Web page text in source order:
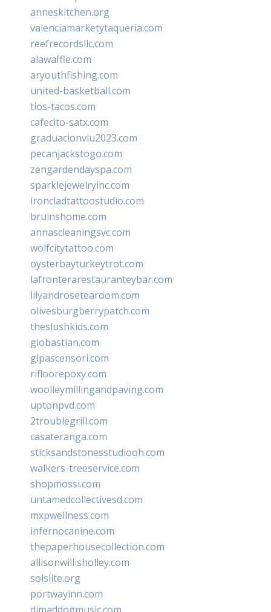
anneskitchen.org
valenciamarketytaqueria.com
reefrecordsllc.com
alawaffle.com
aryouthfishing.com
united-basketball.com
tios-tacos.com
cafecito-satx.com
graduacionviu2023.com
pecanjackstogo.com
zengardendayspa.com
sparklejewelryinc.com
ironcladtattoostudio.com
bruinshome.com
annascleaningsvc.com
wolfcitytattoo.com
oysterbayturkeytrot.com
lafronterarestauranteybar.com
lilyandrosetearoom.com
olivesburgberrypatch.com
theslushkids.com
giobastian.com
glpascensori.com
rifloorepoxy.com
woolleymillingandpaving.com
uptonpvd.com
2troublegrill.com
casateranga.com
sticksandstonesstudiooh.com
walkers-treeservice.com
shopmossi.com
untamedcollectivesd.com
mxpwellness.com
infernocanine.com
thepaperhousecollection.com
allisonwillisholley.com
solslite.org
portwayinn.com